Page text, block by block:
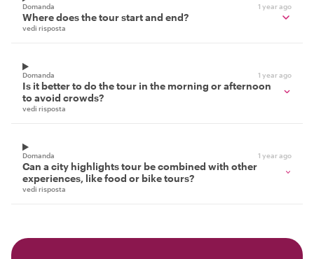
Domanda 1 year ago
Where does the tour start and end?
vedi risposta
Domanda 1 year ago
Is it better to do the tour in the morning or afternoon
to avoid crowds?
vedi risposta
Domanda 1 year ago
Can a city highlights tour be combined with other
experiences, like food or bike tours?
vedi risposta